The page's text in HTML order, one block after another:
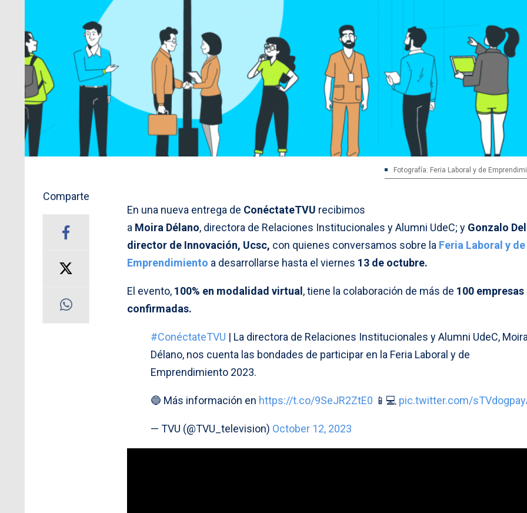
Fotografía: Feria Laboral y de
Comparte
En una nueva entrega de ConéctateTVU recibimos
a Moira Délano, directora de Relaciones Institucionales y Alumni UdeC; y Gonzalo
director de Innovación, Ucsc, con quienes conversamos sobre la Feria Laboral y de
Emprendimiento a desarrollarse hasta el viernes 13 de octubre.
El evento, 100% en modalidad virtual , tiene la colaboración de más de 100 empresas
confirmadas.
#ConéctateTVU | La directora de Relaciones Institucionales y Alumni UdeC,
Délano, nos cuenta las bondades de participar en la Feria Laboral y de
Emprendimiento 2023.
🔵 Más información en https://t.co/9SeJR2ZtE0 📱💻 pic.twitter.com/
— TVU (@TVU_television) October 12, 2023